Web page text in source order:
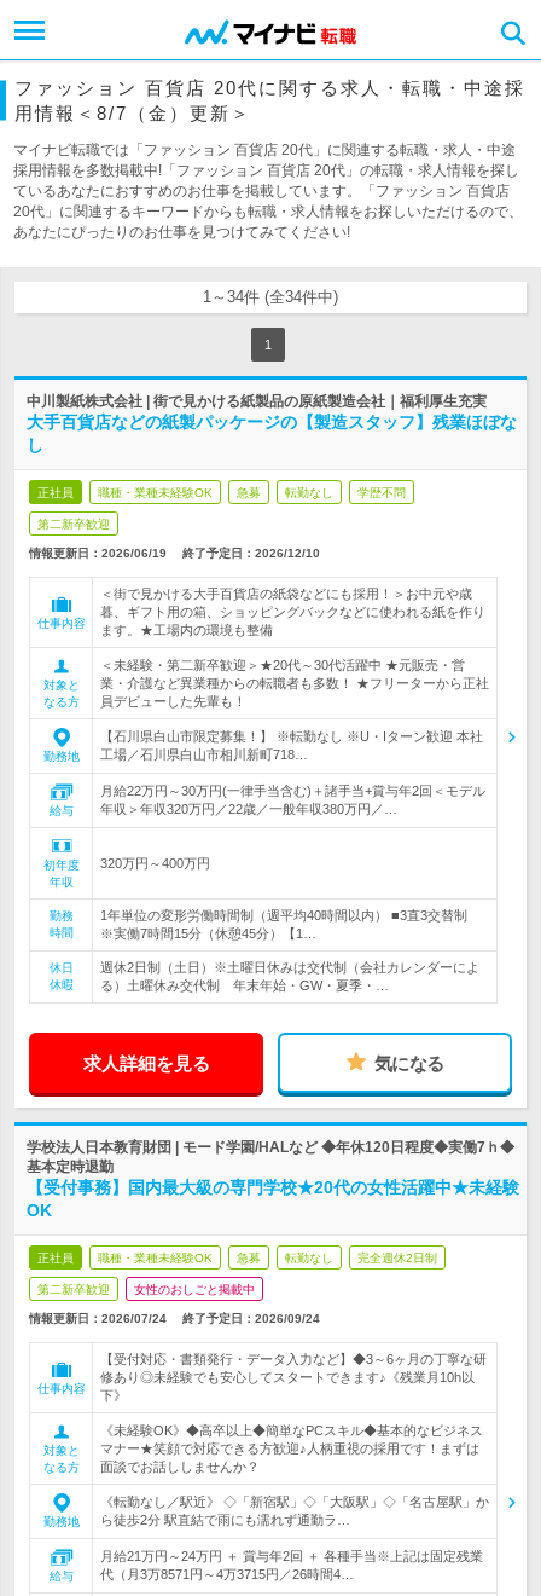
ファッション 百貨店 20代に関する求人・転職・中途採
用情報＜8/7（金）更新＞
マイナビ転職では「ファッション 百貨店 20代」に関連する転職・求人・中途
採用情報を多数掲載中!「ファッション 百貨店 20代」の転職・求人情報を探し
ているあなたにおすすめのお仕事を掲載しています。「ファッション 百貨店
20代」に関連するキーワードからも転職・求人情報をお探しいただけるので、
あなたにぴったりのお仕事を見つけてみてください!
1～34件 (全34件中)
1
中川製紙株式会社 | 街で見かける紙製品の原紙製造会社｜福利厚生充実
大手百貨店などの紙製パッケージの【製造スタッフ】残業ほぼな
し
正社員 職種・業種未経験OK 急募 転勤なし 学歴不問
第二新卒歓迎
情報更新日：2026/06/19 終了予定日： 2026/12/10
仕事内容
＜街で見かける大手百貨店の紙袋などにも採用！＞お中元や歳
暮、ギフト用の箱、ショッピングバックなどに使われる紙を作り
ます。★工場内の環境も整備
対象と
なる方
＜未経験・第二新卒歓迎＞★20代～30代活躍中 ★元販売・営
業・介護など異業種からの転職者も多数！ ★フリーターから正社
員デビューした先輩も！
勤務地
【石川県白山市限定募集！】 ※転勤なし ※U・Iターン歓迎 本社
工場／石川県白山市相川新町718…
給与
月給22万円～30万円(一律手当含む)＋諸手当+賞与年2回＜モデル
年収＞年収320万円／22歳／一般年収380万円／…
初年度
年収
320万円～400万円
勤務
時間
1年単位の変形労働時間制（週平均40時間以内） ■3直3交替制
※実働7時間15分（休憩45分）【1…
休日
休暇
週休2日制（土日）※土曜日休みは交代制（会社カレンダーによ
る）土曜休み交代制 年末年始・GW・夏季・…
求人詳細を見る 気になる
学校法人日本教育財団 | モード学園/HALなど ◆年休120日程度◆実働7ｈ◆
基本定時退勤
【受付事務】国内最大級の専門学校★20代の女性活躍中★未経験
OK
正社員 職種・業種未経験OK 急募 転勤なし 完全週休2日制
第二新卒歓迎 女性のおしごと掲載中
情報更新日：2026/07/24 終了予定日： 2026/09/24
仕事内容
【受付対応・書類発行・データ入力など】◆3～6ヶ月の丁寧な研
修あり◎未経験でも安心してスタートできます♪《残業月10h以
下》
対象と
なる方
《未経験OK》◆高卒以上◆簡単なPCスキル◆基本的なビジネス
マナー★笑顔で対応できる方歓迎♪人柄重視の採用です！まずは
面談でお話ししませんか？
勤務地
《転勤なし／駅近》 ◇「新宿駅」◇「大阪駅」◇「名古屋駅」か
ら徒歩2分 駅直結で雨にも濡れず通勤ラ…
給与
月給21万円～24万円 ＋ 賞与年2回 ＋ 各種手当※上記は固定残業
代（月3万8571円～4万3715円／26時間4…